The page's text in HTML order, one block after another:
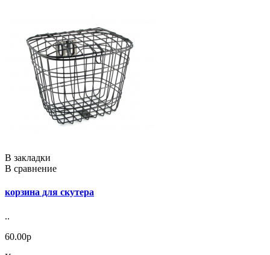
В закладки
В сравнение
корзина для скутера
..
60.00р